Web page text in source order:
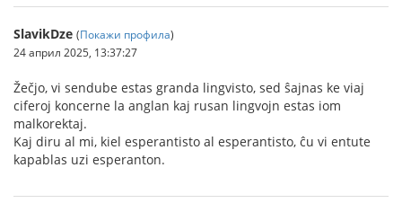
SlavikDze (Покажи профила)
24 април 2025, 13:37:27
Žečjo, vi sendube estas granda lingvisto, sed ŝajnas ke viaj
ciferoj koncerne la anglan kaj rusan lingvojn estas iom
malkorektaj.
Kaj diru al mi, kiel esperantisto al esperantisto, ĉu vi entute
kapablas uzi esperanton.